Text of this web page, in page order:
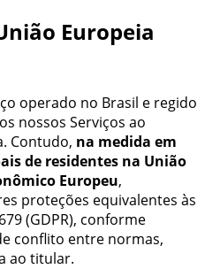
Europeia
operado no Brasil e regido
nossos Serviços ao
Contudo, na medida em
de residentes na União
Europeu,
proteções equivalentes às
(GDPR), conforme
conflito entre normas,
ao titular.